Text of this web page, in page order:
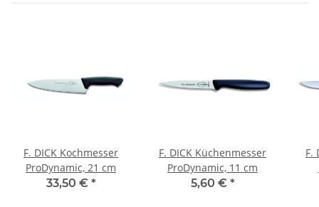
F. DICK Kochmesser
ProDynamic, 21 cm
33,50 € *
F. DICK Küchenmesser
ProDynamic, 11 cm
5,60 € *
F.